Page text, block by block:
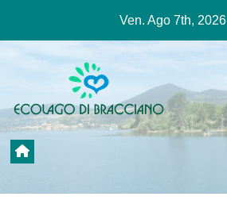
contenuto
Ven. Ago 7th, 2026